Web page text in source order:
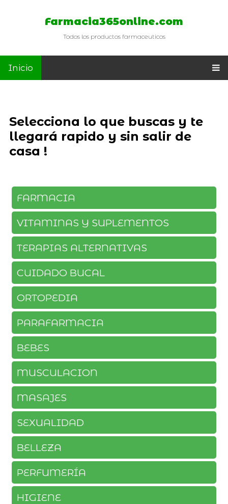
Farmacia365online.com
Todos los productos farmaceuticos
Inicio
Selecciona lo que buscas y te
llegará rapido y sin salir de
casa !
FARMACIA
VITAMINAS Y SUPLEMENTOS
TERAPIAS ALTERNATIVAS
CUIDADO BUCAL
ORTOPEDIA
PARAFARMACIA
BEBES
MUSCULACION
MASAJES
SEXUALIDAD
BELLEZA
PERFUMERÍA
HIGIENE